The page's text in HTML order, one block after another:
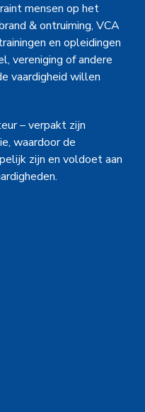
mensen op het
& ontruiming, VCA
en opleidingen
vereniging of andere
vaardigheid willen
– verpakt zijn
waardoor de
zijn en voldoet aan